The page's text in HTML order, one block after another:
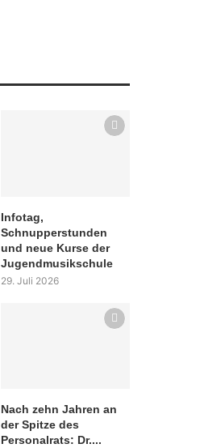
Infotag,
Schnupperstunden
und neue Kurse der
Jugendmusikschule
29. Juli 2026
Nach zehn Jahren an
der Spitze des
Personalrats: Dr....